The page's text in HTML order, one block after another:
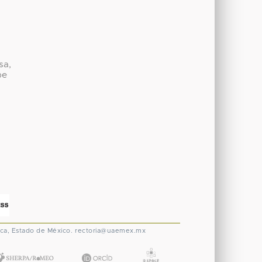
Estado de México. rectoria@uaemex.mx